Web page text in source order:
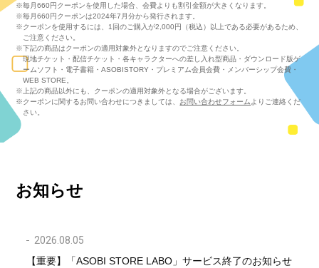
毎月660円クーポンを使用した場合、会費よりも割引金額が大きくなります。
毎月660円クーポンは2024年7月分から発行されます。
クーポンを使用するには、1回のご購入が2,000円（税込）以上である必要があるため、
ご注意ください。
下記の商品はクーポンの適用対象外となりますのでご注意ください。
現地チケット・配信チケット・各キャラクターへの差し入れ型商品・ダウンロード版ゲ
ームソフト・電子書籍・ASOBISTORY・プレミアム会員会費・メンバーシップ会費・
WEB STORE。
上記の商品以外にも、クーポンの適用対象外となる場合がございます。
クーポンに関するお問い合わせにつきましては、 お問い合わせフォームよりご連絡くだ
さい。
お知らせ
2026.08.05
【重要】「ASOBI STORE LABO」サービス終了のお知らせ​